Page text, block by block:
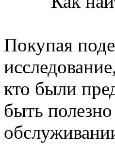
Покупая
кто были
быть